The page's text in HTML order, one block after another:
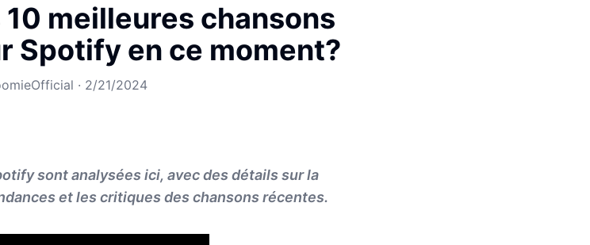
meilleures chansons
Spotify en ce moment?
· 2/21/2024
sont analysées ici, avec des détails sur la
et les critiques des chansons récentes.